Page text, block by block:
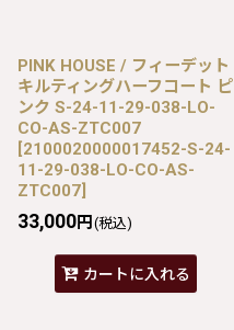
PINK HOUSE / フィーデット
キルティングハーフコート ピ
ンク S-24-11-29-038-LO-
CO-AS-ZTC007
[2100020000017452-S-24-
11-29-038-LO-CO-AS-
ZTC007]
33,000円 (税込)
カートに入れる